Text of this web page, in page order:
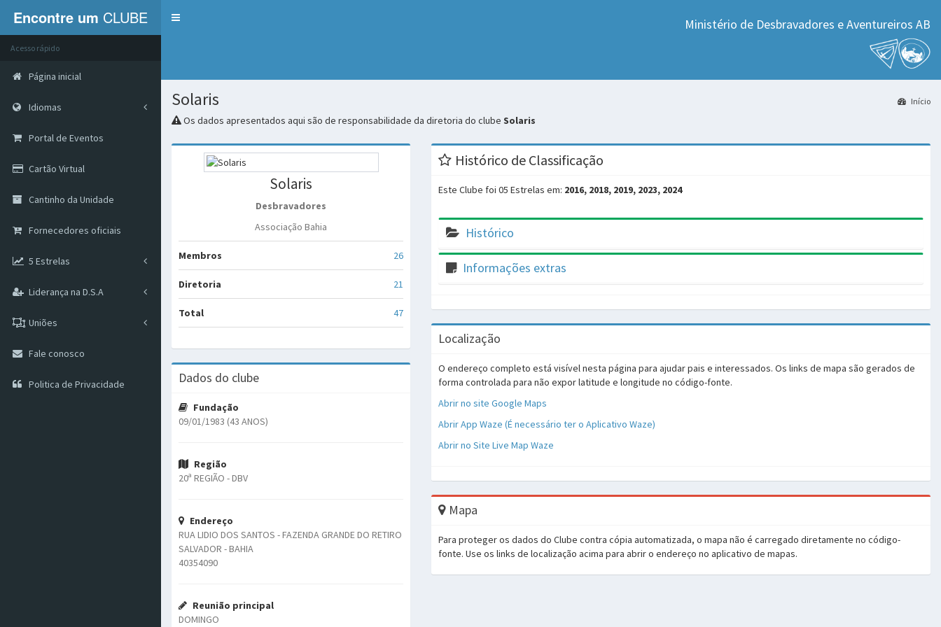
Encontre um CLUBE Menu Ministério de Desbravadores e Aventureiros AB
Acesso rápido
Página inicial
Idiomas
Portal de Eventos
Cartão Virtual
Cantinho da Unidade
Fornecedores oficiais
5 Estrelas
Liderança na D.S.A
Uniões
Fale conosco
Politica de Privacidade
Solaris
Os dados apresentados aqui são de responsabilidade da diretoria do clube Solaris
Início
Solaris
Desbravadores
Associação Bahia
Membros 26
Diretoria 21
Total 47
Dados do clube
Fundação
09/01/1983 (43 ANOS)
Região
20ª REGIÃO - DBV
Endereço
RUA LIDIO DOS SANTOS - FAZENDA GRANDE DO RETIRO
SALVADOR - BAHIA
40354090
Reunião principal
DOMINGO
Histórico de Classificação
Este Clube foi 05 Estrelas em: 2016, 2018, 2019, 2023, 2024
Histórico
Informações extras
Localização
O endereço completo está visível nesta página para ajudar pais e interessados. Os links de mapa são gerados de
forma controlada para não expor latitude e longitude no código-fonte.
Abrir no site Google Maps
Abrir App Waze (É necessário ter o Aplicativo Waze)
Abrir no Site Live Map Waze
Mapa
Para proteger os dados do Clube contra cópia automatizada, o mapa não é carregado diretamente no código-
fonte. Use os links de localização acima para abrir o endereço no aplicativo de mapas.